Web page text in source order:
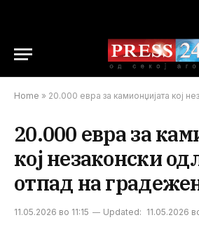
Home » 20.000 евра за камионџијата кој незаконски
20.000 евра за
кој незаконски
отпад на
11.05.2026 во 11:15 Updated: 11.05.2026